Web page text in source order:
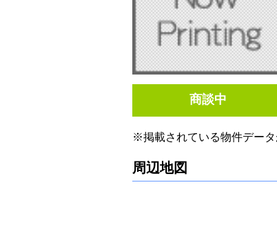
商談中
※掲載されている物件データ
周辺地図